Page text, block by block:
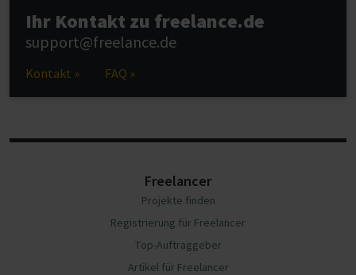
Ihr Kontakt zu freelance.de
support@freelance.de
Kontakt » FAQ »
Freelancer
Projekte finden
Registrierung für Freelancer
Top-Auftraggeber
Artikel für Freelancer